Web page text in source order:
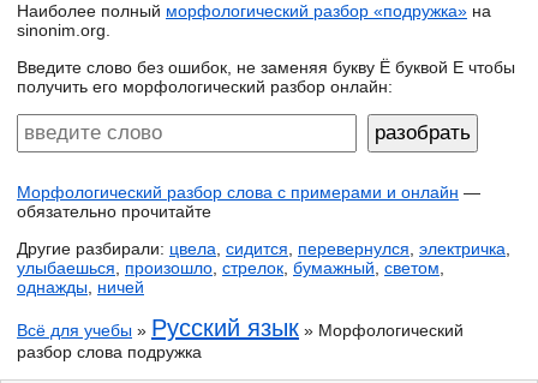
Наиболее полный морфологический разбор «подружка» на
sinonim.org.
Введите слово без ошибок, не заменяя букву Ё буквой Е чтобы
получить его морфологический разбор онлайн:
Морфологический разбор слова с примерами и онлайн —
обязательно прочитайте
Другие разбирали: цвела сидится перевернулся электричка
улыбаешься
произошло стрелок бумажный светом
однажды ничей
Всё для учебы » Русский язык » Морфологический
разбор слова подружка